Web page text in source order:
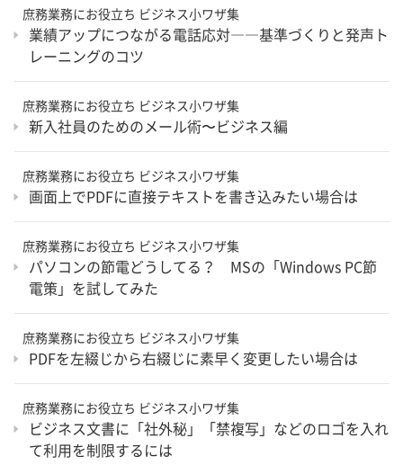
庶務業務にお役立ち ビジネス小ワザ集
業績アップにつながる電話応対――基準づくりと発声ト
レーニングのコツ
庶務業務にお役立ち ビジネス小ワザ集
新入社員のためのメール術〜ビジネス編
庶務業務にお役立ち ビジネス小ワザ集
画面上でPDFに直接テキストを書き込みたい場合は
庶務業務にお役立ち ビジネス小ワザ集
パソコンの節電どうしてる？ MSの「Windows PC節
電策」を試してみた
庶務業務にお役立ち ビジネス小ワザ集
PDFを左綴じから右綴じに素早く変更したい場合は
庶務業務にお役立ち ビジネス小ワザ集
ビジネス文書に「社外秘」「禁複写」などのロゴを入れ
て利用を制限するには